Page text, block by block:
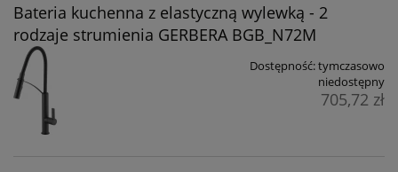
Bateria kuchenna z elastyczną wylewką - 2
rodzaje strumienia GERBERA BGB_N72M
Dostępność:tymczasowo
niedostępny
705,72 zł